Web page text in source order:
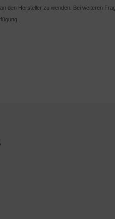
den Hersteller zu wenden. Bei weiteren